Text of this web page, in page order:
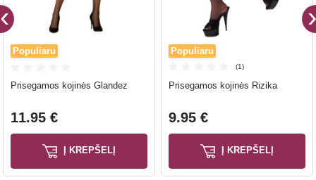
Populiaru
Prisegamos kojinės Glandez
11.95 €
Į KREPŠELĮ
Populiaru
(1)
Prisegamos kojinės Rizika
9.95 €
Į KREPŠELĮ